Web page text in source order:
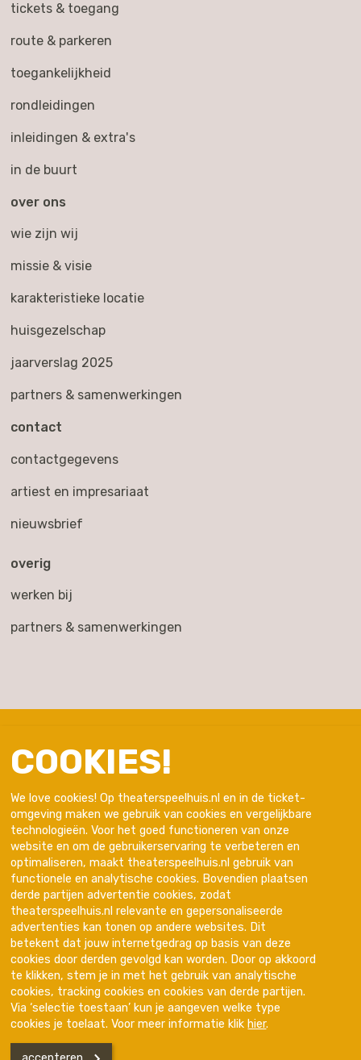
COOKIES!
We love cookies! Op theaterspeelhuis.nl en in de ticket-
omgeving maken we gebruik van cookies en vergelijkbare
technologieën. Voor het goed functioneren van onze
website en om de gebruikerservaring te verbeteren en
optimaliseren, maakt theaterspeelhuis.nl gebruik van
functionele en analytische cookies. Bovendien plaatsen
derde partijen advertentie cookies, zodat
theaterspeelhuis.nl relevante en gepersonaliseerde
advertenties kan tonen op andere websites. Dit
betekent dat jouw internetgedrag op basis van deze
cookies door derden gevolgd kan worden. Door op akkoord
te klikken, stem je in met het gebruik van analytische
cookies, tracking cookies en cookies van derde partijen.
Via ‘selectie toestaan’ kun je aangeven welke type
cookies je toelaat. Voor meer informatie klik hier.
tickets & toegang
route & parkeren
toegankelijkheid
rondleidingen
inleidingen & extra's
in de buurt
over ons
wie zijn wij
missie & visie
karakteristieke locatie
huisgezelschap
jaarverslag 2025
partners & samenwerkingen
contact
contactgegevens
artiest en impresariaat
nieuwsbrief
overig
werken bij
partners & samenwerkingen
Trotse partner van